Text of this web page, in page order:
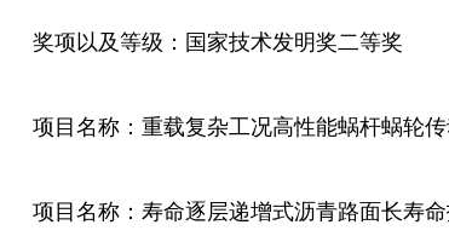
奖项以及等级：国家技术发明奖二等奖
项目名称：重载复杂工况高性能蜗杆蜗轮传
项目名称：寿命逐层递增式沥青路面长寿命